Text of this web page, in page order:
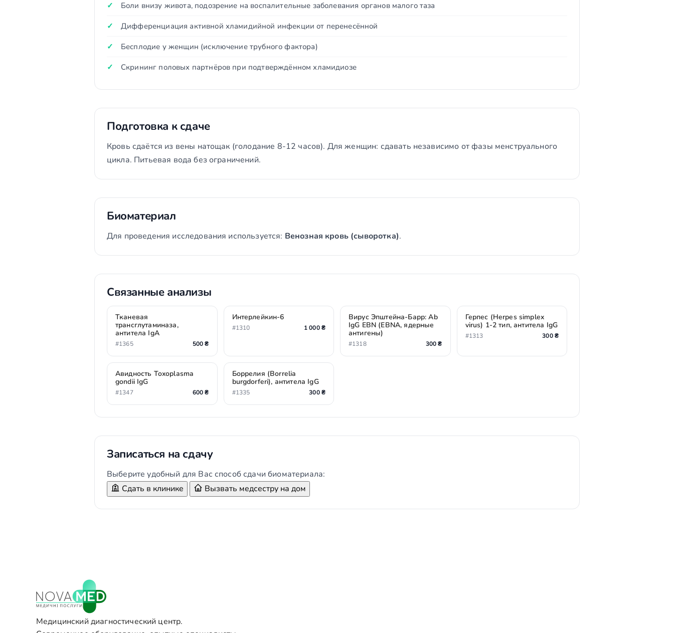
Боли внизу живота, подозрение на воспалительные заболевания органов малого таза
Дифференциация активной хламидийной инфекции от перенесённой
Бесплодие у женщин (исключение трубного фактора)
Скрининг половых партнёров при подтверждённом хламидиозе
Подготовка к сдаче
Кровь сдаётся из вены натощак (голодание 8-12 часов). Для женщин: сдавать независимо от фазы менструального
цикла. Питьевая вода без ограничений.
Биоматериал
Для проведения исследования используется: Венозная кровь (сыворотка).
Связанные анализы
Тканевая
трансглутаминаза,
антитела IgA
#1365 500 ₴
Интерлейкин-6
#1310 1 000 ₴
Вирус Эпштейна-Барр: Ab
IgG EBN (EBNA, ядерные
антигены)
#1318 300 ₴
Герпес (Herpes simplex
virus) 1-2 тип, антитела IgG
#1313 300 ₴
Авидность Toxoplasma
gondii IgG
#1347 600 ₴
Боррелия (Borrelia
burgdorferi), антитела IgG
#1335 300 ₴
Записаться на сдачу
Выберите удобный для Вас способ сдачи биоматериала:
Сдать в клинике
Вызвать медсестру на дом
Медицинский диагностический центр.